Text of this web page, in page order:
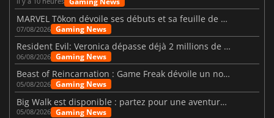
MARVEL Tōkon dévoile ses débuts et sa feuille de route
07/08/2026 Gaming News
Resident Evil: Veronica dépasse déjà 2 millions de wishlists
06/08/2026 Gaming News
Beast of Reincarnation : Game Freak dévoile un nouveau pari
05/08/2026 Gaming News
Big Walk est disponible : partez pour une aventure entre amis
05/08/2026 Gaming News